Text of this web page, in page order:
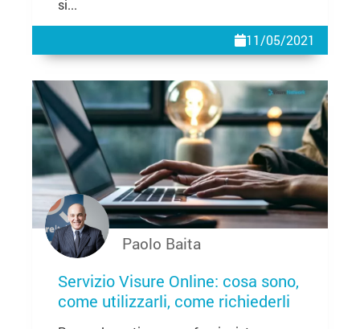
si...
11/05/2021
Servizio Visure Online: cosa sono,
come utilizzarli, come richiederli
Paolo Baita